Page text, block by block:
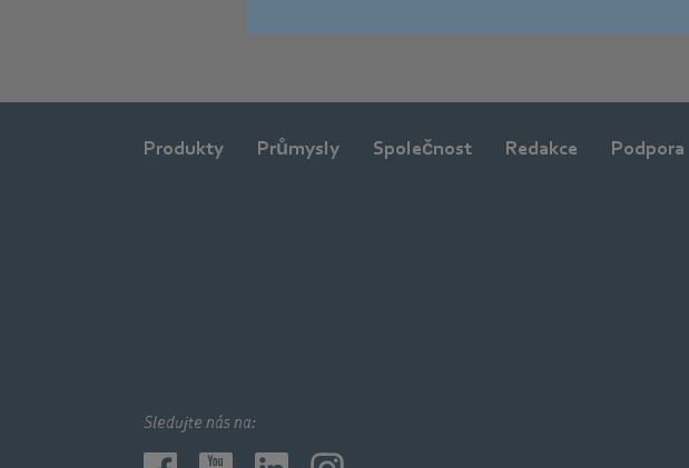
Produkty Průmysly Společnost Redakce Podpora
Sledujte nás na: